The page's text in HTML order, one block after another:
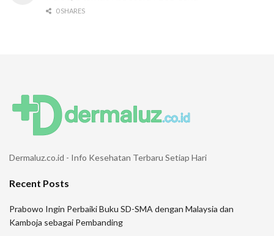
0 SHARES
Dermaluz.co.id - Info Kesehatan Terbaru Setiap Hari
Recent Posts
Prabowo Ingin Perbaiki Buku SD-SMA dengan Malaysia dan
Kamboja sebagai Pembanding